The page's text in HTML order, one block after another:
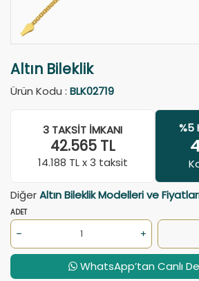
Altın Bileklik
Ürün Kodu : BLK02719
3 TAKSIT İMKANI
42.565TL
14.188 TL x 3 taksit
%5
DiğerAltın Bileklik Modelleri ve
ADET
WhatsApp’tan Canlı